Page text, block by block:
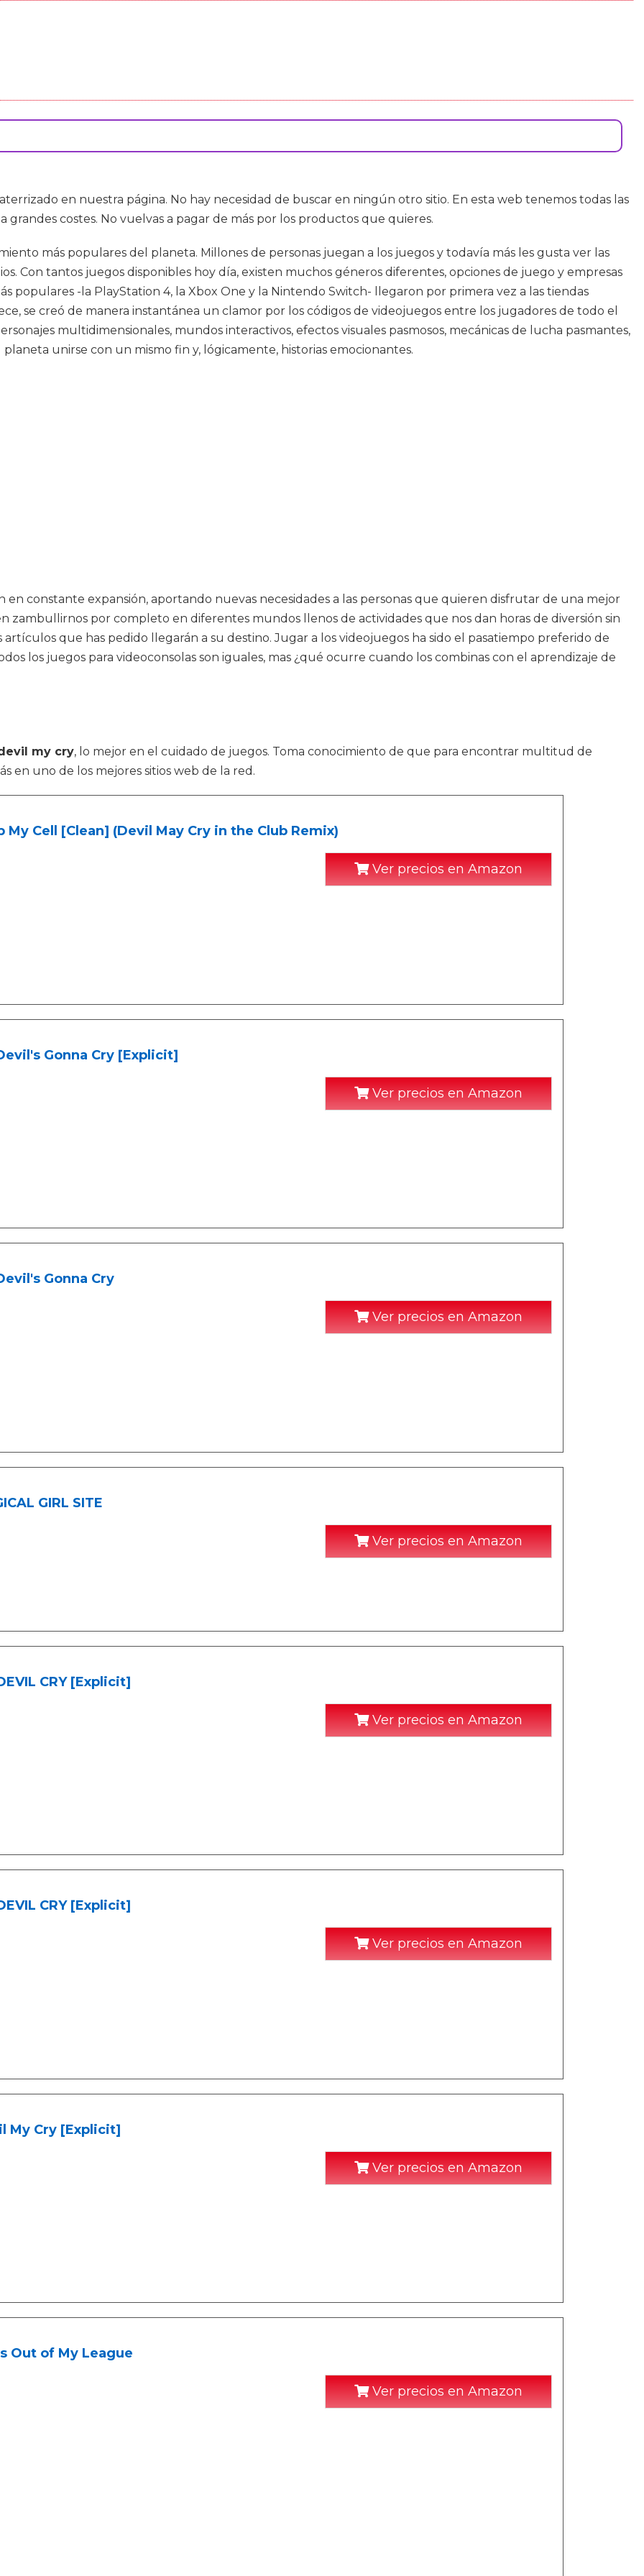
en nuestra página. No hay necesidad de buscar en ningún otro sitio. En esta web tenemos todas las
grandes costes. No vuelvas a pagar de más por los productos que quieres.
más populares del planeta. Millones de personas juegan a los juegos y todavía más les gusta ver las
Con tantos juegos disponibles hoy día, existen muchos géneros diferentes, opciones de juego y empresas
populares -la PlayStation 4, la Xbox One y la Nintendo Switch- llegaron por primera vez a las tiendas
se creó de manera instantánea un clamor por los códigos de videojuegos entre los jugadores de todo el
multidimensionales, mundos interactivos, efectos visuales pasmosos, mecánicas de lucha pasmantes,
unirse con un mismo fin y, lógicamente, historias emocionantes.
constante expansión, aportando nuevas necesidades a las personas que quieren disfrutar de una mejor
zambullirnos por completo en diferentes mundos llenos de actividades que nos dan horas de diversión sin
que has pedido llegarán a su destino. Jugar a los videojuegos ha sido el pasatiempo preferido de
los juegos para videoconsolas son iguales, mas ¿qué ocurre cuando los combinas con el aprendizaje de
my cry, lo mejor en el cuidado de juegos. Toma conocimiento de que para encontrar multitud de
en uno de los mejores sitios web de la red.
My Cell [Clean] (Devil May Cry in the Club Remix)
Ver precios en Amazon
Gonna Cry [Explicit]
Ver precios en Amazon
Gonna Cry
Ver precios en Amazon
GIRL SITE
Ver precios en Amazon
CRY [Explicit]
Ver precios en Amazon
CRY [Explicit]
Ver precios en Amazon
My Cry [Explicit]
Ver precios en Amazon
Out of My League
Ver precios en Amazon